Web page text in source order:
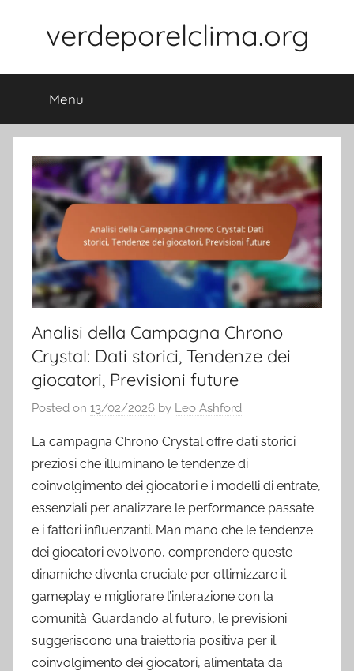
verdeporelclima.org
Menu
Analisi della Campagna Chrono
Crystal: Dati storici, Tendenze dei
giocatori, Previsioni future
Posted on 13/02/2026 by Leo Ashford
La campagna Chrono Crystal offre dati storici
preziosi che illuminano le tendenze di
coinvolgimento dei giocatori e i modelli di entrate,
essenziali per analizzare le performance passate
e i fattori influenzanti. Man mano che le tendenze
dei giocatori evolvono, comprendere queste
dinamiche diventa cruciale per ottimizzare il
gameplay e migliorare l’interazione con la
comunità. Guardando al futuro, le previsioni
suggeriscono una traiettoria positiva per il
coinvolgimento dei giocatori, alimentata da